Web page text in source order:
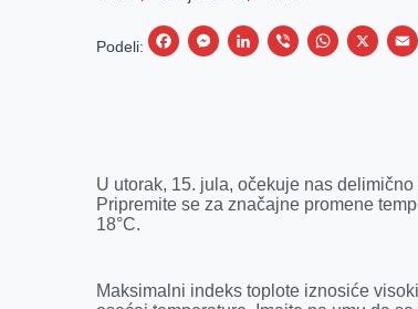
Podeli:
F
o
M
n
r
L
d
V
W
A
X
U utorak, 15. jula, očekuje nas
Pripremite se za značajne promene
18°C.
Maksimalni indeks toplote iznosiće